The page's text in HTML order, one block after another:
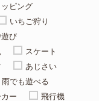
ッピング
いちご狩り
遊び
スケート
あじさい
雨でも遊べる
ー
飛行機